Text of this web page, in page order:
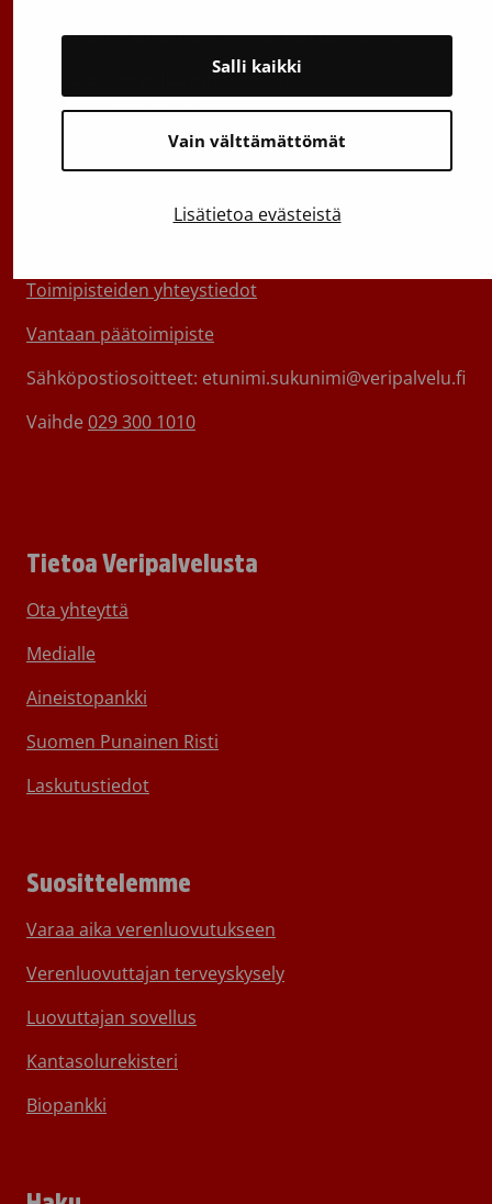
Vain välttämättömät
Salli kaikki
Lisätietoa evästeistä
Suomen Punainen Risti, Veripalvelu
Maksuton verenluovuttajien info:
0800 05801(ma–pe 8–17)
Kantasolurekisterin info:
029 300 1515
Toimipisteiden yhteystiedot
Vantaan päätoimipiste
Sähköpostiosoitteet: etunimi.sukunimi@veripalvelu.fi
Vaihde 029 300 1010
Tietoa Veripalvelusta
Ota yhteyttä
Medialle
Aineistopankki
Suomen Punainen Risti
Laskutustiedot
Suosittelemme
Varaa aika verenluovutukseen
Verenluovuttajan terveyskysely
Luovuttajan sovellus
Kantasolurekisteri
Biopankki